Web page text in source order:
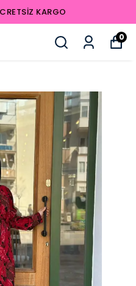
KARGO
0